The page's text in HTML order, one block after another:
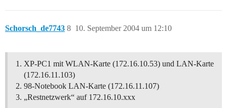
Schorsch_de7743 10. September 2004 um 12:10
8
XP-PC1 mit WLAN-Karte (172.16.10.53) und LAN-Karte
(172.16.11.103)
98-Notebook LAN-Karte (172.16.11.107)
„Restnetzwerk“ auf 172.16.10.xxx